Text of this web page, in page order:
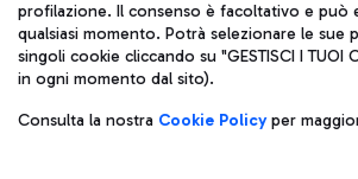
Gelateria
Ristoranti
Scopri la nostra offerta per una pausa
IVA 06572251004
Capitale sociale 62.224.743,00 int. vers.
Sede legale: Via Pier Paolo Racchetti 1 -
telefono +39 06 65951
Privacy policy
Note legali
profilazione. Il consenso è facoltativo e può
qualsiasi momento. Potrà selezionare le sue
singoli cookie cliccando su "GESTISCI I TUOI
in ogni momento dal sito).
Consulta la nostra Cookie Policyper